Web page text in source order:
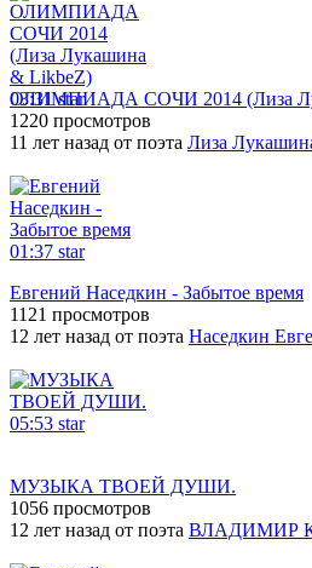
03:31 star
ОЛИМПИАДА СОЧИ 2014 (Лиза
1220 просмотров
11 лет назад от поэта Лиза
01:37 star
Евгений Наседкин - Забытое время
1121 просмотров
12 лет назад от поэта Наседкин
05:53 star
МУЗЫКА ТВОЕЙ ДУШИ.
1056 просмотров
12 лет назад от поэта ВЛАДИМИР